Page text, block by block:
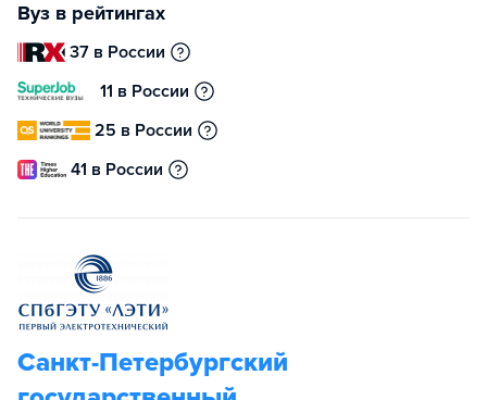
Вуз в рейтингах
37 в России
11 в России
25 в России
41 в России
Санкт-Петербургский